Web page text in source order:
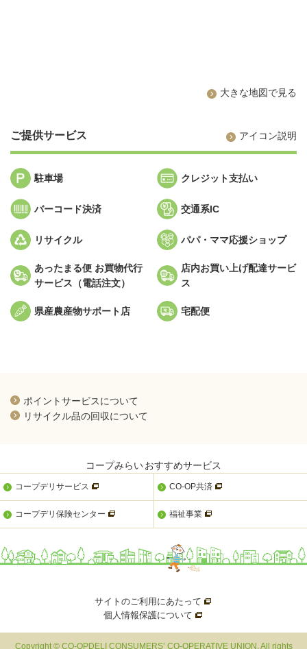
大きな地図で見る
ご提供サービス アイコン説明
駐車場 クレジット支払い
バーコード決済 交通系IC
リサイクル パパ・ママ応援ショップ
あったまる便 お買物代行
サービス（電話注文）
店内お買い上げ配達サービ
ス
県産農産物サポート店 宅配便
ポイントサービスについて
リサイクル品の回収について
コープみらいおすすめサービス
コープデリサービス 新規ウィンドウを開きますCO-OP共済新規ウィンドウを開きま
コープデリ保険センター 新規ウィンドウを開きます
福祉事業新規ウィンドウを開きます
サイトのご利用にあたって 新規ウィンドウを開きます
個人情報保護について 新規ウィンドウを開きます
Copyright © CO-OPDELI CONSUMERS’ CO-OPERATIVE UNION. All rights